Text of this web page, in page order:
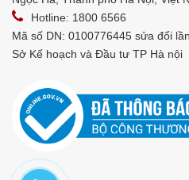
Hotline: 1800 6566
Mã số DN: 0100776445 sửa đổi
Sở Kế hoạch và Đầu tư TP Hà nội